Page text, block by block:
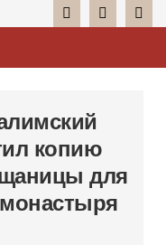
копию
для